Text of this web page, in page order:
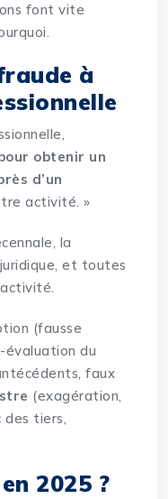
font vite
à
obtenir un
d’un
activité. »
la
et toutes
(fausse
évaluation du
faux
(exagération,
des tiers,
2025 ?